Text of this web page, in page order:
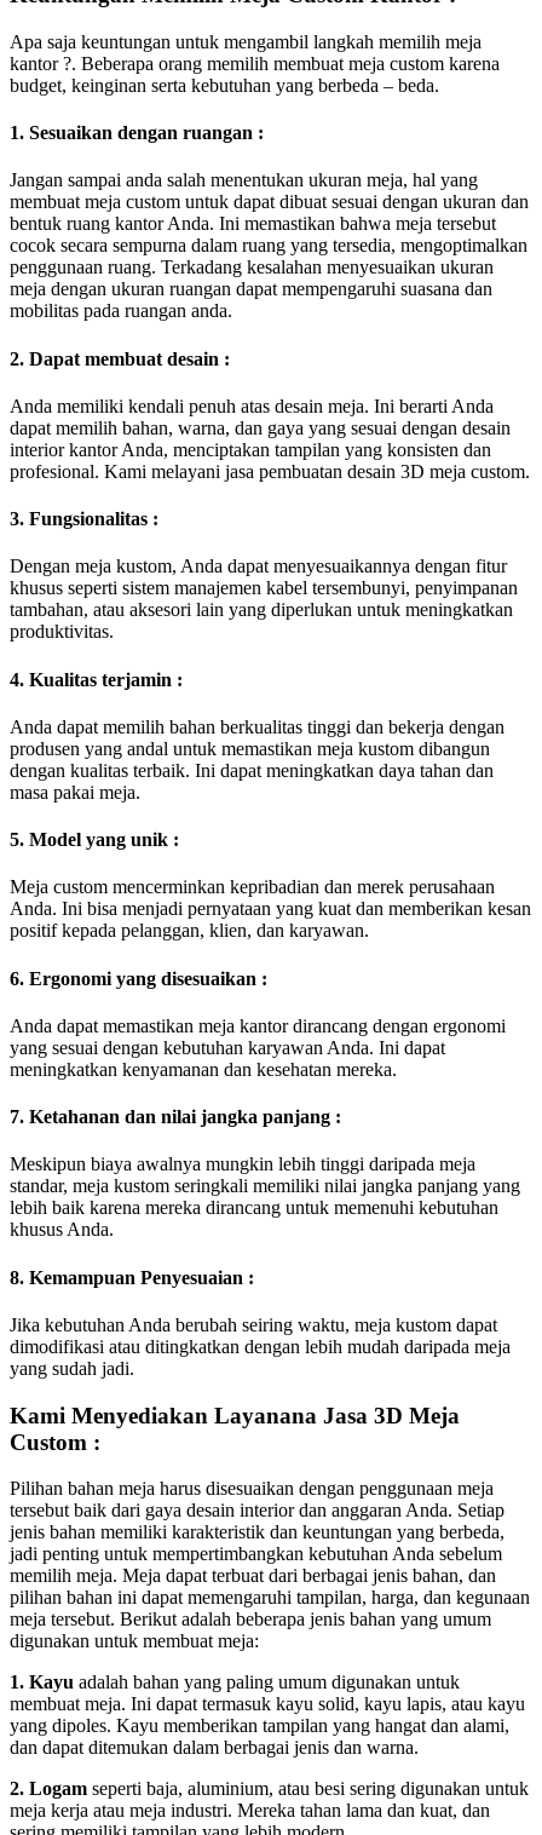
Apa saja keuntungan untuk mengambil langkah memilih meja
kantor ?. Beberapa orang memilih membuat meja custom karena
budget, keinginan serta kebutuhan yang berbeda – beda.
1. Sesuaikan dengan ruangan :
Jangan sampai anda salah menentukan ukuran meja, hal yang
membuat meja custom untuk dapat dibuat sesuai dengan ukuran dan
bentuk ruang kantor Anda. Ini memastikan bahwa meja tersebut
cocok secara sempurna dalam ruang yang tersedia, mengoptimalkan
penggunaan ruang. Terkadang kesalahan menyesuaikan ukuran
meja dengan ukuran ruangan dapat mempengaruhi suasana dan
mobilitas pada ruangan anda.
2. Dapat membuat desain :
Anda memiliki kendali penuh atas desain meja. Ini berarti Anda
dapat memilih bahan, warna, dan gaya yang sesuai dengan desain
interior kantor Anda, menciptakan tampilan yang konsisten dan
profesional. Kami melayani jasa pembuatan desain 3D meja custom.
3. Fungsionalitas :
Dengan meja kustom, Anda dapat menyesuaikannya dengan fitur
khusus seperti sistem manajemen kabel tersembunyi, penyimpanan
tambahan, atau aksesori lain yang diperlukan untuk meningkatkan
produktivitas.
4. Kualitas terjamin :
Anda dapat memilih bahan berkualitas tinggi dan bekerja dengan
produsen yang andal untuk memastikan meja kustom dibangun
dengan kualitas terbaik. Ini dapat meningkatkan daya tahan dan
masa pakai meja.
5. Model yang unik :
Meja custom mencerminkan kepribadian dan merek perusahaan
Anda. Ini bisa menjadi pernyataan yang kuat dan memberikan kesan
positif kepada pelanggan, klien, dan karyawan.
6. Ergonomi yang disesuaikan :
Anda dapat memastikan meja kantor dirancang dengan ergonomi
yang sesuai dengan kebutuhan karyawan Anda. Ini dapat
meningkatkan kenyamanan dan kesehatan mereka.
7. Ketahanan dan nilai jangka panjang :
Meskipun biaya awalnya mungkin lebih tinggi daripada meja
standar, meja kustom seringkali memiliki nilai jangka panjang yang
lebih baik karena mereka dirancang untuk memenuhi kebutuhan
khusus Anda.
8. Kemampuan Penyesuaian :
Jika kebutuhan Anda berubah seiring waktu, meja kustom dapat
dimodifikasi atau ditingkatkan dengan lebih mudah daripada meja
yang sudah jadi.
Kami Menyediakan Layanana Jasa 3D Meja
Custom :
Pilihan bahan meja harus disesuaikan dengan penggunaan meja
tersebut baik dari gaya desain interior dan anggaran Anda. Setiap
jenis bahan memiliki karakteristik dan keuntungan yang berbeda,
jadi penting untuk mempertimbangkan kebutuhan Anda sebelum
memilih meja. Meja dapat terbuat dari berbagai jenis bahan, dan
pilihan bahan ini dapat memengaruhi tampilan, harga, dan kegunaan
meja tersebut. Berikut adalah beberapa jenis bahan yang umum
digunakan untuk membuat meja:
1. Kayu adalah bahan yang paling umum digunakan untuk
membuat meja. Ini dapat termasuk kayu solid, kayu lapis, atau kayu
yang dipoles. Kayu memberikan tampilan yang hangat dan alami,
dan dapat ditemukan dalam berbagai jenis dan warna.
2. Logam seperti baja, aluminium, atau besi sering digunakan untuk
meja kerja atau meja industri. Mereka tahan lama dan kuat, dan